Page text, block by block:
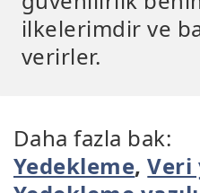
ilkelerimdir ve
verirler.
Daha fazla bak:
Yedekleme,Veri